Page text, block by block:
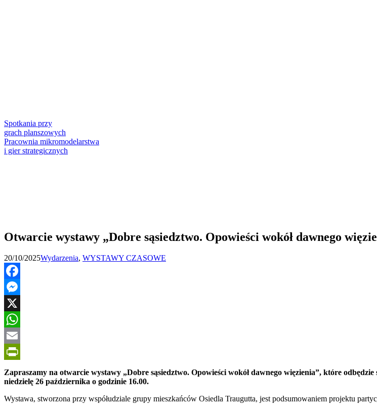
Spotkania przy
grach planszowych
Pracownia mikromodelarstwa
i gier strategicznych
Otwarcie wystawy „Dobre sąsiedztwo. Opowieści wokół dawnego
20/10/2025Wydarzenia, WYSTAWY CZASOWE
Facebook
Messenger
X
WhatsApp
Email
PrintFriendly
Zapraszamy na otwarcie wystawy „Dobre sąsiedztwo. Opowieści wokół dawnego więzienia”, które
niedzielę 26 października o godzinie 16.00.
Wystawa, stworzona przy współudziale grupy mieszkańców Osiedla Traugutta, jest podsumowaniem projektu